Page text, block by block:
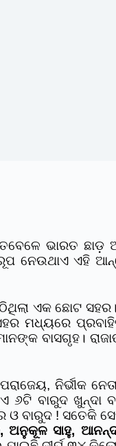
ଭାରତ
ରୂପ ନେଉଥାଏ ଏହି
ଏକ ଛୋଟ
ମଧ୍ୟରେ ପ୍ରବାହିତ
ବାସଗୃହ।
ନିର୍ଭୀକ
୬ଟି ବାରୁଦ ଖୁନ୍ଦା
ବାରୁଦ ! ସତେକି
ଅନୁକୂଳ ସାହୁ,